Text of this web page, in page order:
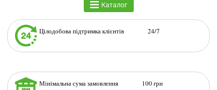
Каталог
Цілодобова підтримка клієнтів 24/7
Мінімальна сума замовлення 100 грн